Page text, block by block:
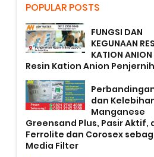
POPULAR POSTS
FUNGSI DAN
KEGUNAAN
KATION
Resin Kation Anion
dan
Manganese
Greensand Plus, Pasir Aktif,
Ferrolite dan Corosex
Media Filter